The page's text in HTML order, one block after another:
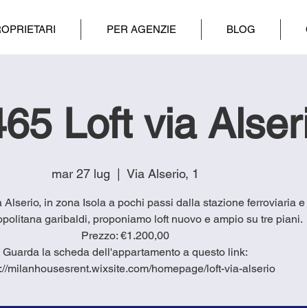
PER AGENZIE BLOG
Loft via
mar 27 lug
  |
Via Alserio, 1
Alserio, in zona Isola a pochi passi dalla stazione ferroviaria e
garibaldi, proponiamo loft nuovo e ampio su tre piani.
Prezzo: €1.200,00
Guarda la scheda dell'appartamento a questo link:
milanhousesrent.wixsite.com/homepage/loft-via-alserio